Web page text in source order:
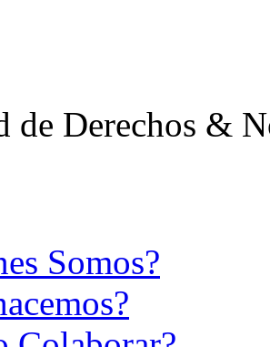
de Derechos &
Somos?